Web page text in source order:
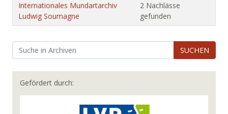
Internationales Mundartarchiv
Ludwig Soumagne
2 Nachlässe
gefunden
SUCHEN
Gefördert durch: